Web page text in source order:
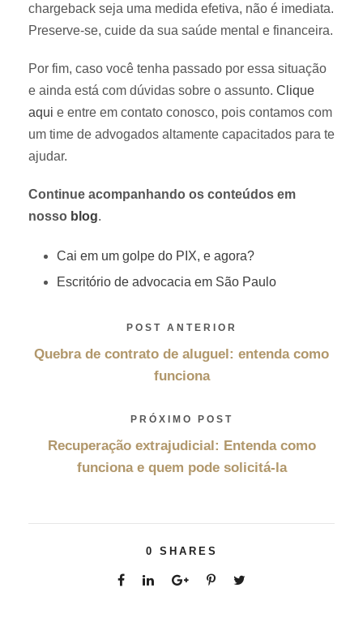
chargeback seja uma medida efetiva, não é imediata.
Preserve-se, cuide da sua saúde mental e financeira.
Por fim, caso você tenha passado por essa situação
e ainda está com dúvidas sobre o assunto. Clique
aqui e entre em contato conosco, pois contamos com
um time de advogados altamente capacitados para te
ajudar.
Continue acompanhando os conteúdos em
nosso blog.
Cai em um golpe do PIX, e agora?
Escritório de advocacia em São Paulo
POST ANTERIOR
Quebra de contrato de aluguel: entenda como
funciona
PRÓXIMO POST
Recuperação extrajudicial: Entenda como
funciona e quem pode solicitá-la
0 SHARES